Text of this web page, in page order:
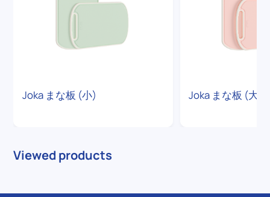
Joka まな板 (小) Joka まな板 (大)
Viewed products